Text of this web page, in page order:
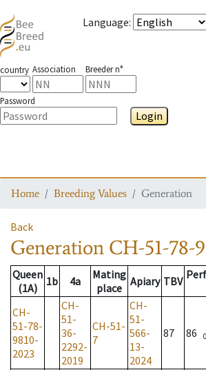
Language:
country Association Breeder n°
Password
Login
Home Breeding Values Generation
Back
Generation CH-51-78-
Queen
(1A)
1b 4a
Mating
place Apiary TBV
CH-
51-78-
9810-
2023
CH-
51-
36-
2292-
2019
CH-51-
7
CH-
51-
566-
13-
2024
87 86